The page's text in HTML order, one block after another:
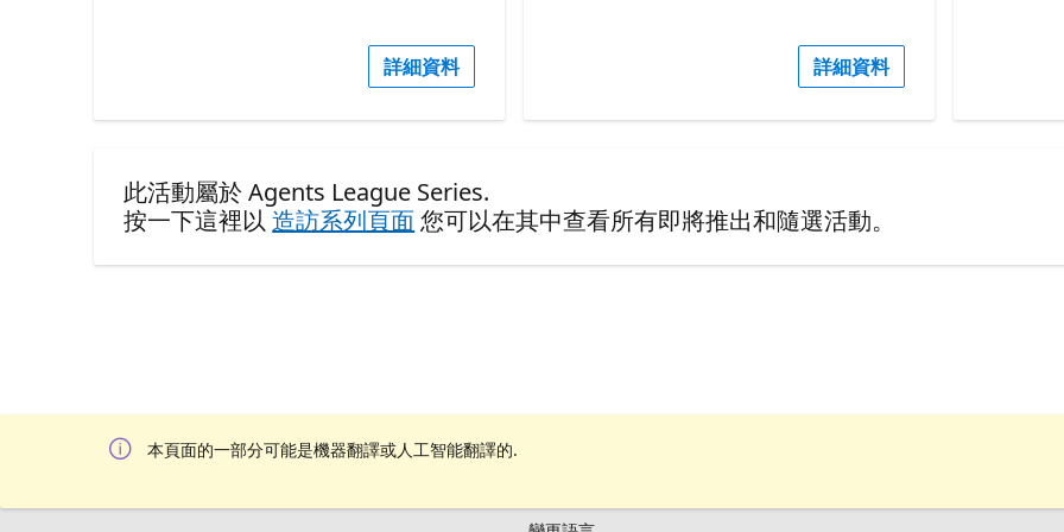
詳細資料 詳細資料
此活動屬於 Agents League Series.
按一下這裡以造訪系列頁面 您可以在其中查看所有即將推出和隨選活動。
本頁面的一部分可能是機器翻譯或人工智能翻譯的.